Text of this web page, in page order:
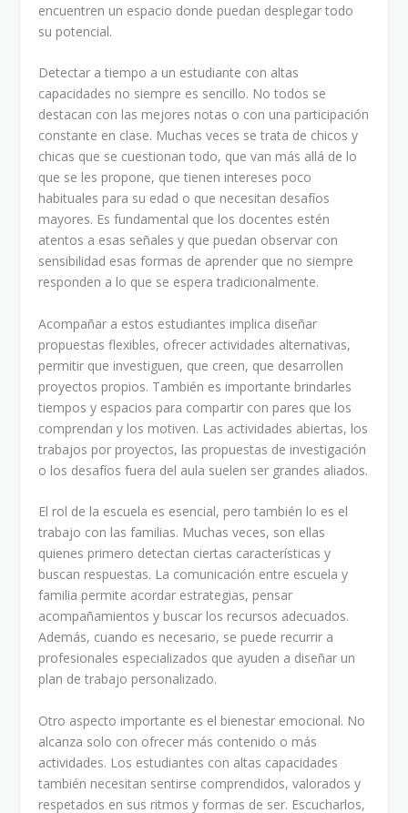
encuentren un espacio donde puedan desplegar todo
su potencial.
Detectar a tiempo a un estudiante con altas
capacidades no siempre es sencillo. No todos se
destacan con las mejores notas o con una participación
constante en clase. Muchas veces se trata de chicos y
chicas que se cuestionan todo, que van más allá de lo
que se les propone, que tienen intereses poco
habituales para su edad o que necesitan desafíos
mayores. Es fundamental que los docentes estén
atentos a esas señales y que puedan observar con
sensibilidad esas formas de aprender que no siempre
responden a lo que se espera tradicionalmente.
Acompañar a estos estudiantes implica diseñar
propuestas flexibles, ofrecer actividades alternativas,
permitir que investiguen, que creen, que desarrollen
proyectos propios. También es importante brindarles
tiempos y espacios para compartir con pares que los
comprendan y los motiven. Las actividades abiertas, los
trabajos por proyectos, las propuestas de investigación
o los desafíos fuera del aula suelen ser grandes aliados.
El rol de la escuela es esencial, pero también lo es el
trabajo con las familias. Muchas veces, son ellas
quienes primero detectan ciertas características y
buscan respuestas. La comunicación entre escuela y
familia permite acordar estrategias, pensar
acompañamientos y buscar los recursos adecuados.
Además, cuando es necesario, se puede recurrir a
profesionales especializados que ayuden a diseñar un
plan de trabajo personalizado.
Otro aspecto importante es el bienestar emocional. No
alcanza solo con ofrecer más contenido o más
actividades. Los estudiantes con altas capacidades
también necesitan sentirse comprendidos, valorados y
respetados en sus ritmos y formas de ser. Escucharlos,